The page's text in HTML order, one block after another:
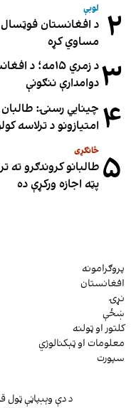
۲ لوبې
مساوي کړه
۳
د زمري
دوامدارې ننګونې
۴ چینایي رسنۍ:
امتیازونو د ترلاسه
۵ ځانګړی
طالبانو کروندګرو ته
پټه اجازه ورکړې ده
پروګرامونه
افغانستان
نړۍ
ښځې
کلتور او ټولنه
معلومات او ټېکنالوژي
سپورت
د دې وېبپاڼې ټول